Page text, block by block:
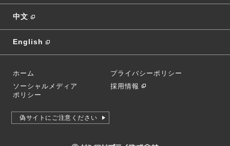
中文
English
ホーム
プライバシーポリシー
ソーシャルメディア
ポリシー
採用情報
偽サイトにご注意ください